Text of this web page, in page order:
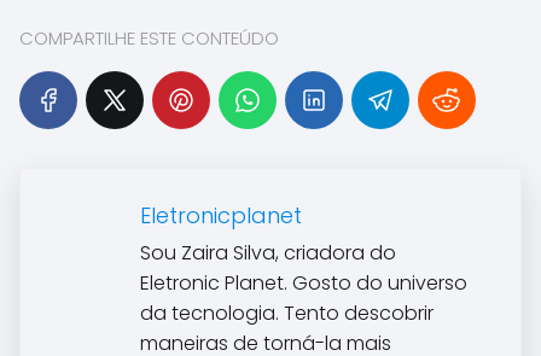
COMPARTILHE ESTE CONTEÚDO
Eletronicplanet
Sou Zaira Silva, criadora do
Eletronic Planet. Gosto do universo
da tecnologia. Tento descobrir
maneiras de torná-la mais